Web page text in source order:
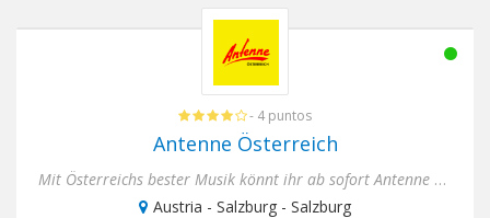
- 4 puntos
Antenne Österreich
Mit Österreichs bester Musik könnt ihr ab sofort Antenne Österreich in ganz Österreich auf DAB+ überall rauschfr...
Austria - Salzburg - Salzburg